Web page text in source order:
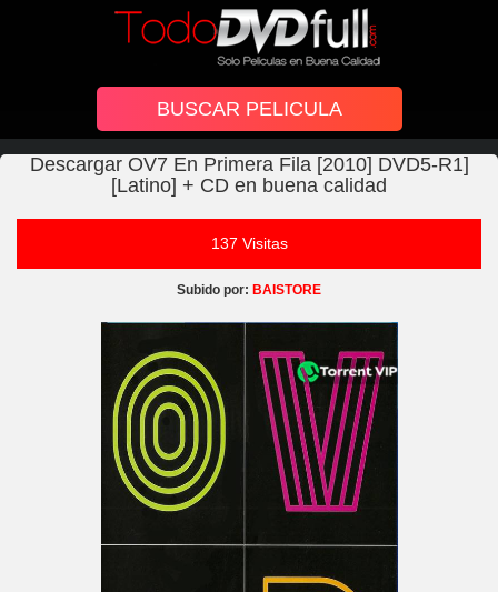
Descargar OV7 En Primera Fila [2010] DVD5-R1]
[Latino] + CD en buena calidad
137 Visitas
Subido por: BAISTORE